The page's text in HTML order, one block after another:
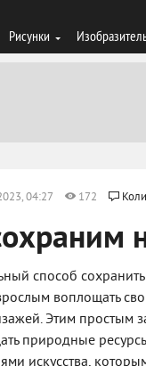
Рисунки
04:27 172
способ
воплощать
Этим простым
природные
искусства,